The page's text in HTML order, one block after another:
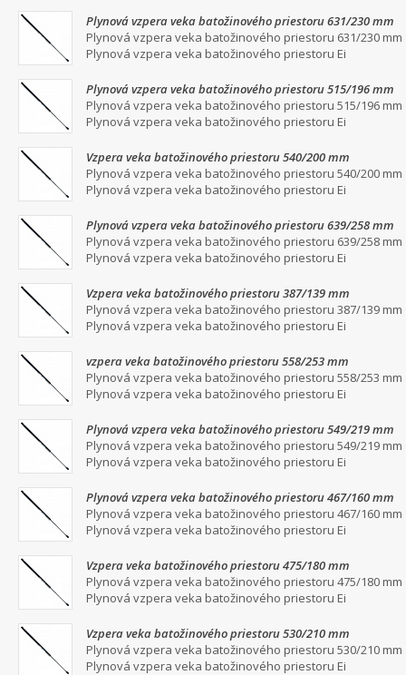
Plynová vzpera veka batožinového priestoru 631/230 mm
Plynová vzpera veka batožinového priestoru 631/230 mm
Plynová vzpera veka batožinového priestoru Ei
Plynová vzpera veka batožinového priestoru 515/196 mm
Plynová vzpera veka batožinového priestoru 515/196 mm
Plynová vzpera veka batožinového priestoru Ei
Vzpera veka batožinového priestoru 540/200 mm
Plynová vzpera veka batožinového priestoru 540/200 mm
Plynová vzpera veka batožinového priestoru Ei
Plynová vzpera veka batožinového priestoru 639/258 mm
Plynová vzpera veka batožinového priestoru 639/258 mm
Plynová vzpera veka batožinového priestoru Ei
Vzpera veka batožinového priestoru 387/139 mm
Plynová vzpera veka batožinového priestoru 387/139 mm
Plynová vzpera veka batožinového priestoru Ei
vzpera veka batožinového priestoru 558/253 mm
Plynová vzpera veka batožinového priestoru 558/253 mm
Plynová vzpera veka batožinového priestoru Ei
Plynová vzpera veka batožinového priestoru 549/219 mm
Plynová vzpera veka batožinového priestoru 549/219 mm
Plynová vzpera veka batožinového priestoru Ei
Plynová vzpera veka batožinového priestoru 467/160 mm
Plynová vzpera veka batožinového priestoru 467/160 mm
Plynová vzpera veka batožinového priestoru Ei
Vzpera veka batožinového priestoru 475/180 mm
Plynová vzpera veka batožinového priestoru 475/180 mm
Plynová vzpera veka batožinového priestoru Ei
Vzpera veka batožinového priestoru 530/210 mm
Plynová vzpera veka batožinového priestoru 530/210 mm
Plynová vzpera veka batožinového priestoru Ei